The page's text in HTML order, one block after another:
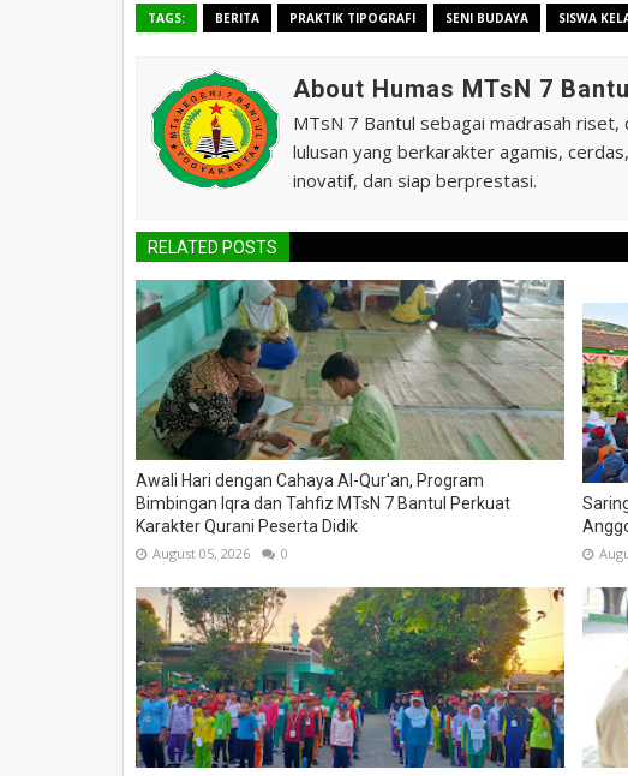
TAGS: BERITA PRAKTIK TIPOGRAFI SENI BUDAYA SISWA
About Humas MTsN 7
MTsN 7 Bantul sebagai madrasah
lulusan yang berkarakter agamis,
inovatif, dan siap berprestasi.
RELATED POSTS
Awali Hari dengan Cahaya Al-Qur'an, Program
Bimbingan Iqra dan Tahfiz MTsN 7 Bantul Perkuat
Karakter Qurani Peserta Didik
August 05, 2026 0